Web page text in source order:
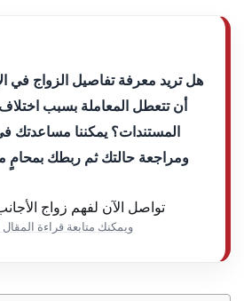
هل تريد معرفة تفاصيل الزواج في
أن تتعطل المعاملة بسبب
المستندات؟ يمكننا مساعدتك
ومراجعة حالتك ثم ربطك بمحامٍ
تواصل الآن لفهم زواج
ويمكنك متابعة قراءة المقال